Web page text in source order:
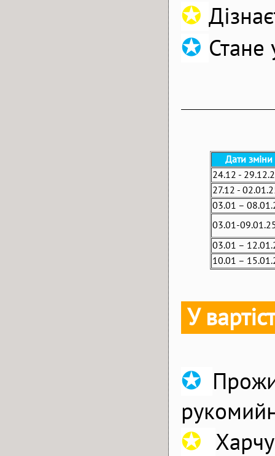
✪
✪ Стане
Дати зміни
24.12 -
27.12 -
03.01 –
03.01-
03.01 –
10.01 –
У
✪
✪